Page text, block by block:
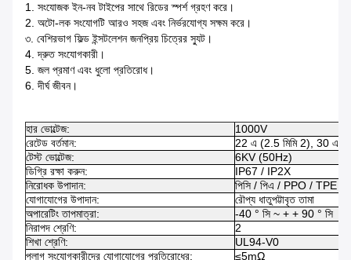
1. সংযোজক ইন-নব টাইপের সাথে রিডের স্পর্শ গ্রহণ করে।
2. অটো-লক সংযোগটি আরও সহজ এবং নির্ভরযোগ্য সক্ষম করে।
৩. বেশিরভাগ ফিল্ড ইন্সটলেশন জনপ্রিয় চিত্রের স্যুট।
4. দ্রুত সংযোগকারী।
5. জল প্রমাণ এবং ধুলো প্রতিরোধ।
6. দীর্ঘ জীবন।
হার ভোল্টেজ:
1000V
রেটেড বর্তমান:
22 এ (2.5 মিমি 2), 30 এ (4
টেস্ট ভোল্টেজ:
6KV (50Hz)
ডিগ্রি রক্ষা করুন:
IP67 / IP2X
নিরোধক উপাদান:
পিসি / পিএ / PPO / TPE এর
যোগাযোগের উপাদান:
রৌপ্য ধাতুপট্টাবৃত তামা
অপারেটিং তাপমাত্রা:
-40 ° সি ~ + + 90 ° সি
নিরাপদ শ্রেণি:
2
শিখা শ্রেণি:
UL94-V0
প্লাগ সংযোগকারীদের যোগাযোগের প্রতিরোধের:
≤5mΩ